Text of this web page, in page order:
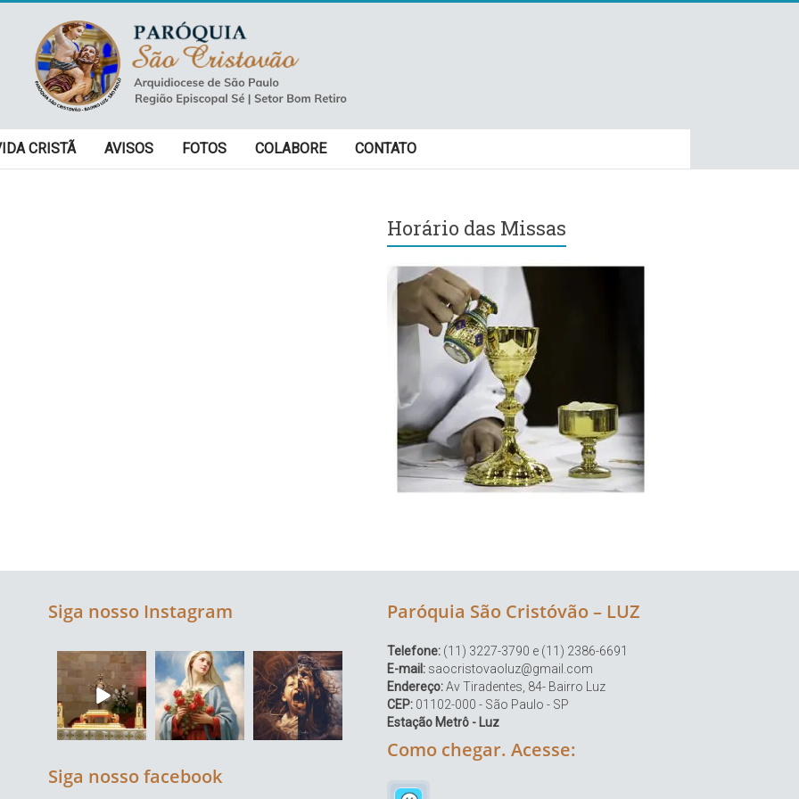
CRISTÃ AVISOS FOTOS COLABORE CONTATO
Horário das Missas
Siga nosso Instagram
Siga nosso facebook
Paróquia São Cristóvão – LUZ
Telefone: (11) 3227-3790 e (11) 2386-6691
E-mail: saocristovaoluz@gmail.com
Endereço:Av Tiradentes, 84- Bairro Luz
CEP: 01102-000 - São Paulo - SP
Estação Metrô - Luz
Como chegar. Acesse: